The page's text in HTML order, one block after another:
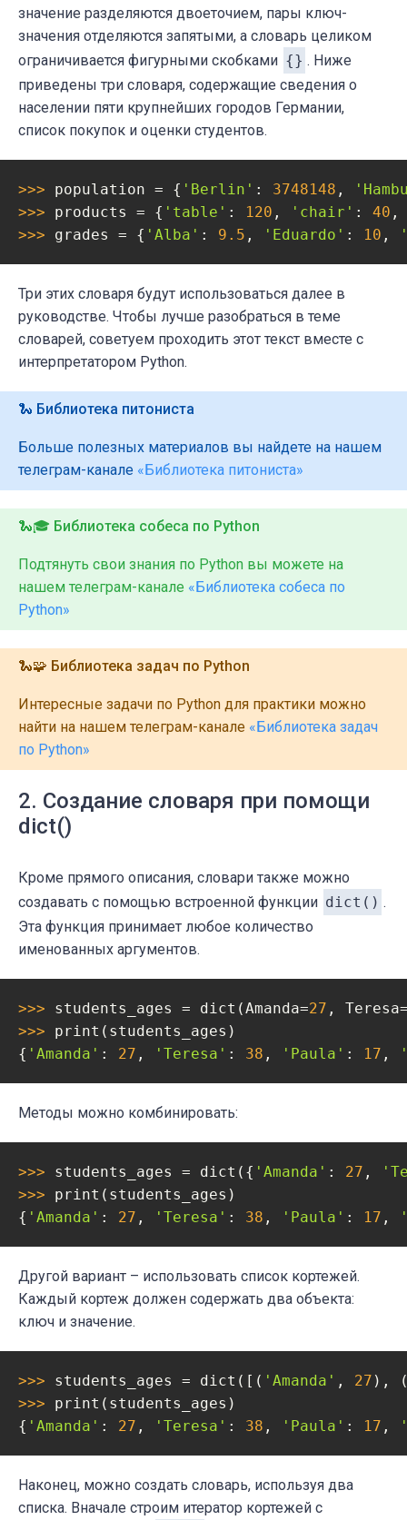
значение разделяются двоеточием, пары ключ-
значения отделяются запятыми, а словарь целиком
ограничивается фигурными скобками {} . Ниже
приведены три словаря, содержащие сведения о
населении пяти крупнейших городов Германии,
список покупок и оценки студентов.
>>> population = { 'Berlin' : 3748148 ,
>>> products = { 'table' : 120 , 'chair' : 40
>>> grades = { 'Alba' : 9.5 , 'Eduardo' : 10 ,
Три этих словаря будут использоваться далее в
руководстве. Чтобы лучше разобраться в теме
словарей, советуем проходить этот текст вместе с
интерпретатором Python.
🐍 Библиотека питониста
Больше полезных материалов вы найдете на нашем
телеграм-канале «Библиотека питониста»
🐍🎓 Библиотека собеса по Python
Подтянуть свои знания по Python вы можете на
нашем телеграм-канале «Библиотека собеса по
Python»
🐍🧩 Библиотека задач по Python
Интересные задачи по Python для практики можно
найти на нашем телеграм-канале «Библиотека задач
по Python»
2. Создание словаря при помощи
dict()
Кроме прямого описания, словари также можно
создавать с помощью встроенной функции dict() .
Эта функция принимает любое количество
именованных аргументов.
>>> students_ages = dict(Amanda=27 ,
>>> print(students_ages)
{ 'Amanda' : 27 , 'Teresa' : 38 , 'Paula' : 17 ,
Методы можно комбинировать:
>>> students_ages = dict({ 'Amanda' : 27 ,
>>> print(students_ages)
{ 'Amanda' : 27 , 'Teresa' : 38 , 'Paula' : 17 ,
Другой вариант – использовать список кортежей.
Каждый кортеж должен содержать два объекта:
ключ и значение.
>>> students_ages = dict([( 'Amanda' , 27 ),
>>> print(students_ages)
{ 'Amanda' : 27 , 'Teresa' : 38 , 'Paula' : 17 ,
Наконец, можно создать словарь, используя два
списка. Вначале строим итератор кортежей с